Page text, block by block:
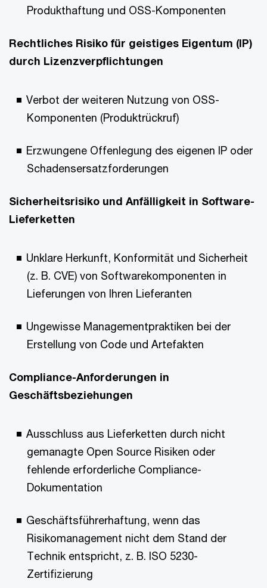
Produkthaftung und OSS-Komponenten
Rechtliches Risiko für geistiges Eigentum (IP)
durch Lizenzverpflichtungen
Verbot der weiteren Nutzung von OSS-
Komponenten (Produktrückruf)
Erzwungene Offenlegung des eigenen IP oder
Schadensersatzforderungen
Sicherheitsrisiko und Anfälligkeit in Software-
Lieferketten
Unklare Herkunft, Konformität und Sicherheit
(z. B. CVE) von Softwarekomponenten in
Lieferungen von Ihren Lieferanten
Ungewisse Managementpraktiken bei der
Erstellung von Code und Artefakten
Compliance-Anforderungen in
Geschäftsbeziehungen
Ausschluss aus Lieferketten durch nicht
gemanagte Open Source Risiken oder
fehlende erforderliche Compliance-
Dokumentation
Geschäftsführerhaftung, wenn das
Risikomanagement nicht dem Stand der
Technik entspricht, z. B. ISO 5230-
Zertifizierung